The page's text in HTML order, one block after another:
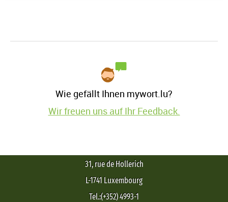
Wie gefällt Ihnen mywort.lu?
Wir freuen uns auf Ihr Feedback.
31, rue de Hollerich
L-1741 Luxembourg
Tel.:(+352) 4993-1